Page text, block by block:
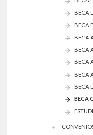
BECA
BECA
BECA
BECA
BECA
BECA
BECA
BECA